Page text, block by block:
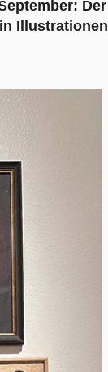
Der
Illustrationen